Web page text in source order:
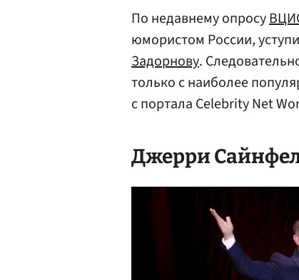
По недавнему опросу
юмористом России,
Задорнову.
только с наиболее
с портала Celebrity Net
Джерри